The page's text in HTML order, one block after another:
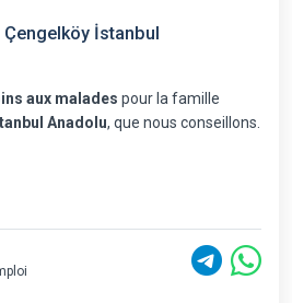
İstanbul
aux malades pour la famille
Anadolu, que nous conseillons.